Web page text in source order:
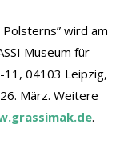
wird am
Museum für
11, 04103 Leipzig,
März. Weitere
.